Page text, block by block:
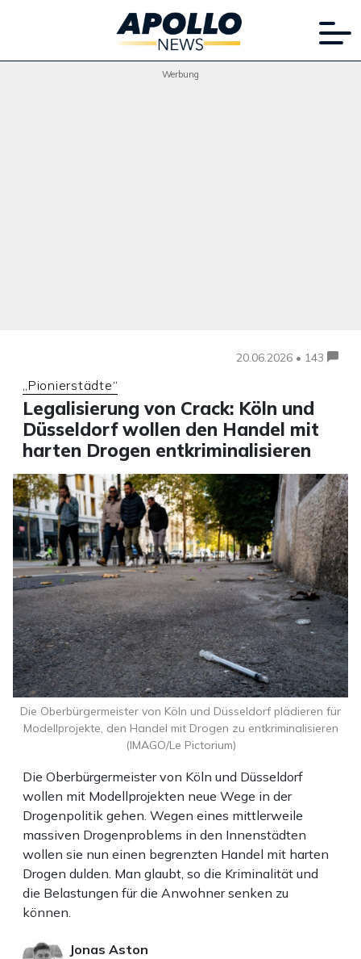
Werbung
20.06.2026 • 143
„Pionierstädte“
Legalisierung von Crack: Köln und
Düsseldorf wollen den Handel mit
harten Drogen entkriminalisieren
Die Oberbürgermeister von Köln und Düsseldorf
wollen mit Modellprojekten neue Wege in der
Drogenpolitik gehen. Wegen eines mittlerweile
massiven Drogenproblems in den Innenstädten
wollen sie nun einen begrenzten Handel mit harten
Drogen dulden. Man glaubt, so die Kriminalität und
die Belastungen für die Anwohner senken zu
können.
Jonas Aston
Die Oberbürgermeister von Köln und Düsseldorf plädieren für
Modellprojekte, den Handel mit Drogen zu entkriminalisieren
(IMAGO/Le Pictorium)